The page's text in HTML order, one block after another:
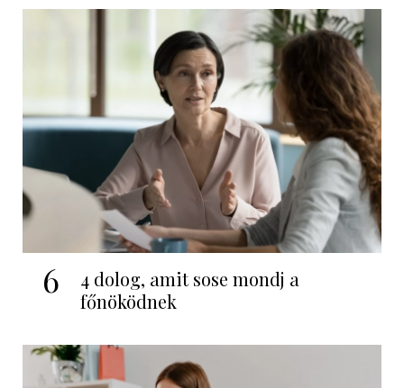
6
4 dolog, amit sose mondj a
főnöködnek